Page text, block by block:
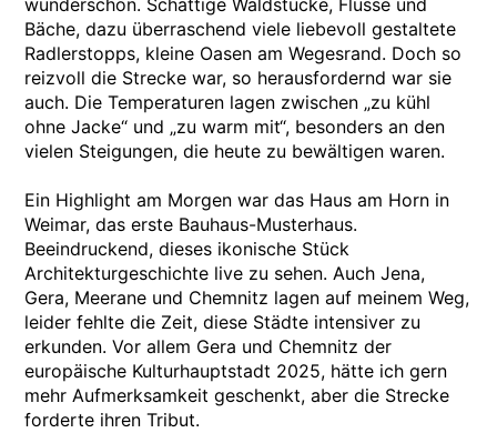
wunderschön. Schattige Waldstücke, Flüsse und
Bäche, dazu überraschend viele liebevoll gestaltete
Radlerstopps, kleine Oasen am Wegesrand. Doch so
reizvoll die Strecke war, so herausfordernd war sie
auch. Die Temperaturen lagen zwischen „zu kühl
ohne Jacke“ und „zu warm mit“, besonders an den
vielen Steigungen, die heute zu bewältigen waren.
Ein Highlight am Morgen war das Haus am Horn in
Weimar, das erste Bauhaus-Musterhaus.
Beeindruckend, dieses ikonische Stück
Architekturgeschichte live zu sehen. Auch Jena,
Gera, Meerane und Chemnitz lagen auf meinem Weg,
leider fehlte die Zeit, diese Städte intensiver zu
erkunden. Vor allem Gera und Chemnitz der
europäische Kulturhauptstadt 2025, hätte ich gern
mehr Aufmerksamkeit geschenkt, aber die Strecke
forderte ihren Tribut.